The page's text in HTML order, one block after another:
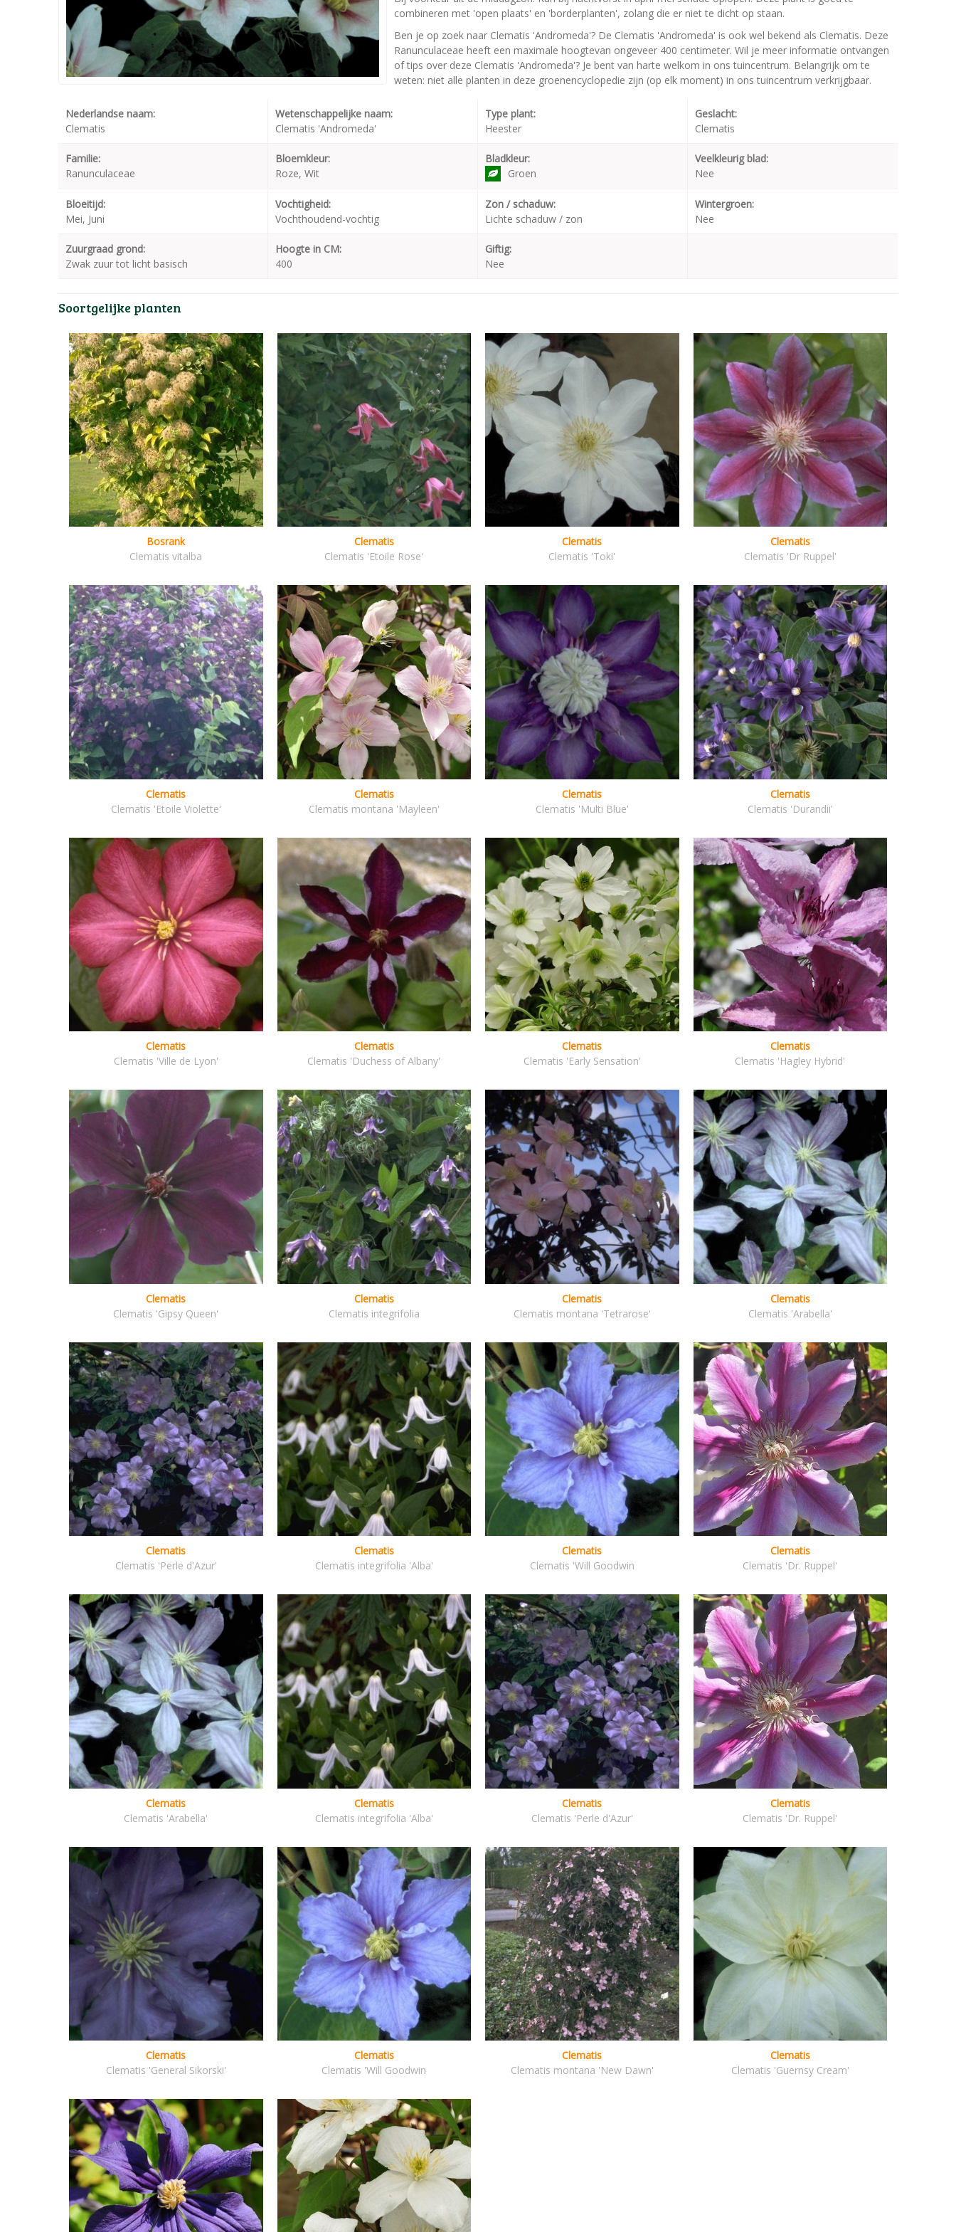
combineren met 'open plaats' en 'borderplanten', zolang die er niet te dicht op staan.
Ben je op zoek naar Clematis 'Andromeda'? De Clematis 'Andromeda' is ook wel bekend als Clematis. Deze
Ranunculaceae heeft een maximale hoogtevan ongeveer 400 centimeter. Wil je meer informatie ontvangen
of tips over deze Clematis 'Andromeda'? Je bent van harte welkom in ons tuincentrum. Belangrijk om te
weten: niet alle planten in deze groenencyclopedie zijn (op elk moment) in ons tuincentrum verkrijgbaar.
Nederlandse naam:
Clematis
Wetenschappelijke naam:
Clematis 'Andromeda'
Type plant:
Heester
Geslacht:
Clematis
Familie:
Ranunculaceae
Bloemkleur:
Roze, Wit
Bladkleur:
Groen
Veelkleurig blad:
Nee
Bloeitijd:
Mei, Juni
Vochtigheid:
Vochthoudend-vochtig
Zon / schaduw:
Lichte schaduw / zon
Wintergroen:
Nee
Zuurgraad grond:
Zwak zuur tot licht basisch
Hoogte in CM:
400
Giftig:
Nee
Soortgelijke planten
Bosrank
Clematis vitalba
Clematis
Clematis 'Etoile Rose'
Clematis
Clematis 'Toki'
Clematis
Clematis 'Dr Ruppel'
Clematis
Clematis 'Etoile Violette'
Clematis
Clematis montana 'Mayleen'
Clematis
Clematis 'Multi Blue'
Clematis
Clematis 'Durandii'
Clematis
Clematis 'Ville de Lyon'
Clematis
Clematis 'Duchess of Albany'
Clematis
Clematis 'Early Sensation'
Clematis
Clematis 'Hagley Hybrid'
Clematis
Clematis 'Gipsy Queen'
Clematis
Clematis integrifolia
Clematis
Clematis montana 'Tetrarose'
Clematis
Clematis 'Arabella'
Clematis
Clematis 'Perle d'Azur'
Clematis
Clematis integrifolia 'Alba'
Clematis
Clematis 'Will Goodwin
Clematis
Clematis 'Dr. Ruppel'
Clematis
Clematis 'Arabella'
Clematis
Clematis integrifolia 'Alba'
Clematis
Clematis 'Perle d'Azur'
Clematis
Clematis 'Dr. Ruppel'
Clematis
Clematis 'General Sikorski'
Clematis
Clematis 'Will Goodwin
Clematis
Clematis montana 'New Dawn'
Clematis
Clematis 'Guernsy Cream'